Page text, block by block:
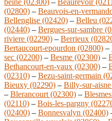
(02800) – Beauvois-en-
Bellenglise (02420) – Belleu
(02440) – Bergues-sur-sambre
riviere (02290) – Berrieux
Bertaucourt-epourdon (02800) –
sec (02200) – Besme (02300) –
Bethancourt-en-vaux (02300) –
(02310) – Bezu-saint-germain
Bieuxy (02290) – Billy-sur-
– Blerancourt (02300) –
(02110) – Bois-les-pargny
(02400) – Bonnesvalyn (02400)